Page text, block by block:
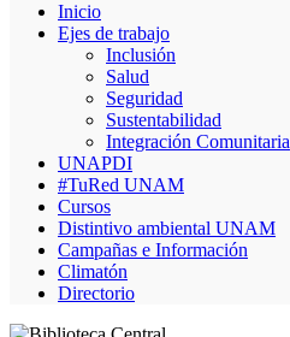
Inicio
Ejes de trabajo
Inclusión
Salud
Seguridad
Sustentabilidad
Integración Comunitaria
UNAPDI
#TuRed UNAM
Cursos
Distintivo ambiental UNAM
Campañas e Información
Climatón
Directorio